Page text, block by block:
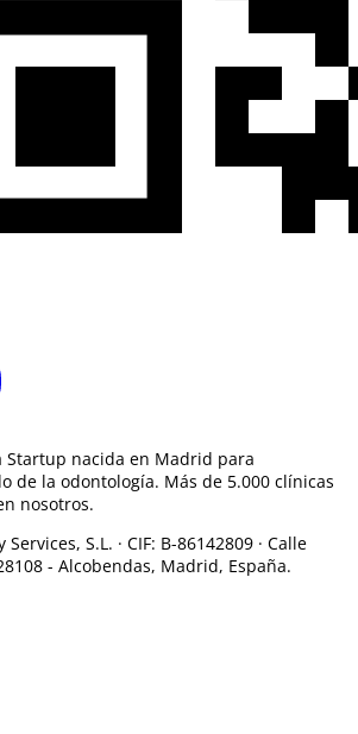
Startup nacida en Madrid para
de la odontología. Más de 5.000 clínicas
nosotros.
S.L. · CIF: B-86142809 · Calle
- Alcobendas, Madrid, España.